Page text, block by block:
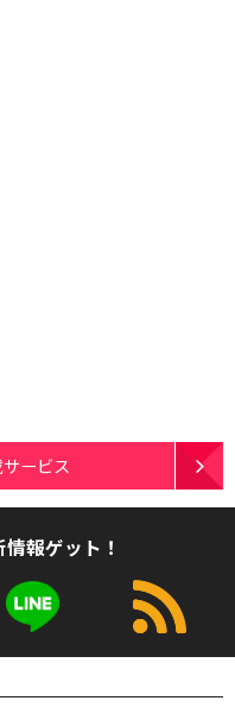
ービス
報ゲット！